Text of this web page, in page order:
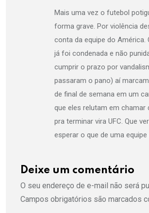
Mais uma vez o futebol
forma grave. Por violência
conta da equipe do América.
já foi condenada e não
cumprir o prazo por
passaram o pano) aí
de final de semana em um
que eles relutam em chamar
pra terminar vira UFC. Que
esperar o que de uma equipe
Deixe um comentário
O seu endereço de e-mail não será
Campos obrigatórios são marcados